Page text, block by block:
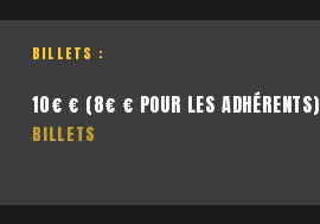
BILLETS :
10€ € (8€ € POUR LES ADHÉRENTS)
BILLETS